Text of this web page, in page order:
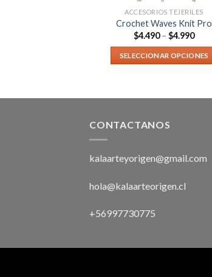
ACCESORIOS TEJERILES
Crochet Waves Knit Pro
$4.490–$4.990
SELECCIONAR OPCIONES
CONTACTANOS
kalaarteyorigen@gmail.com
hola@kalaarteorigen.cl
+56997730775